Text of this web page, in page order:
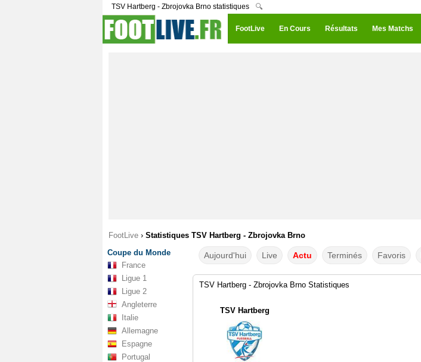
TSV Hartberg - Zbrojovka Brno statistiques 🔍
FootLive En Cours Résultats Mes Matchs
FootLive › Statistiques TSV Hartberg - Zbrojovka Brno
Coupe du Monde
France
Ligue 1
Ligue 2
Angleterre
Italie
Allemagne
Espagne
Portugal
Aujourd'hui Live Actu Terminés Favoris
TSV Hartberg - Zbrojovka Brno Statistiques
TSV Hartberg